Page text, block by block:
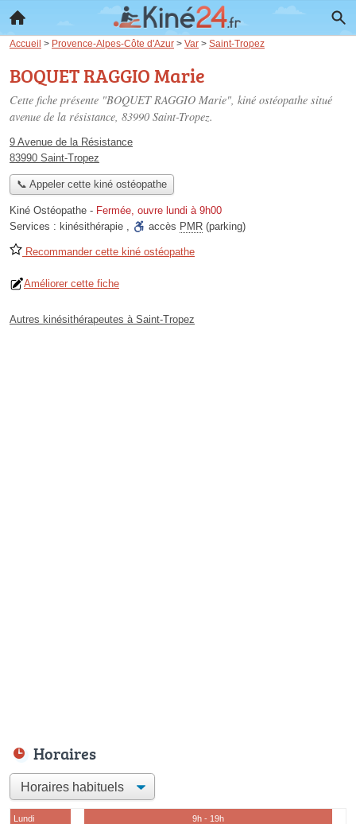
Accueil > Provence-Alpes-Côte d'Azur > Var > Saint-Tropez
BOQUET RAGGIO Marie
Cette fiche présente "BOQUET RAGGIO Marie", kiné ostéopathe situé
avenue de la résistance, 83990 Saint-Tropez.
9 Avenue de la Résistance
83990 Saint-Tropez
📞 Appeler cette kiné ostéopathe
Kiné Ostéopathe - Fermée, ouvre lundi à 9h00
Services : kinésithérapie , accès PMR (parking)
Recommander cette kiné ostéopathe
Améliorer cette fiche
Autres kinésithérapeutes à Saint-Tropez
Horaires
Lundi
9h - 19h